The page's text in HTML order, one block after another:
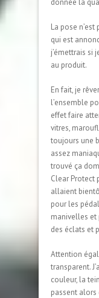
donnée la
La pose
qui est
j’émettrais si
au produit.
En fait, je
l’ensemble
effet faire
vitres,
toujours une
assez
trouvé ça
Clear Protect
allaient
pour les
manivelles
des éclats et
Attention
transparent.
couleur, la
passent alors